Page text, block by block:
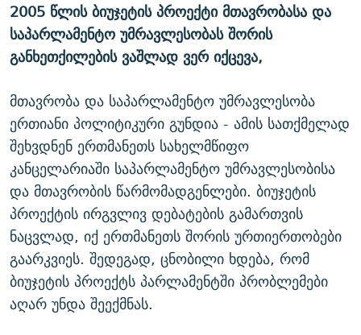
ᲛᲝᲚᲐᲞᲐᲠᲐᲙᲔ ᲢᲔᲥᲡᲢᲔᲑᲘ
ᲨᲘᲜ - ᲣᲪᲮᲝᲔᲗᲨᲘ
ᲐᲛᲔᲠᲘᲙᲣᲚᲘ ᲛᲝᲗᲮᲠᲝᲑᲐ
ᲘᲛᲞᲔᲠᲘᲐ ᲓᲐ ᲠᲐᲓᲘᲝ
ᲩᲔᲛᲘ ᲡᲘᲙᲕᲓᲘᲚᲘᲡ ᲛᲘᲖᲔᲖᲘᲐ COVID-19
11 ᲬᲔᲚᲘ - 11 ᲐᲛᲑᲐᲕᲘ
ᲑᲐᲕᲨᲕᲔᲑᲘ ᲞᲠᲝᲡᲢᲘᲢᲣᲪᲘᲐᲨᲘ - ᲐᲛᲝᲣᲗᲥᲛᲔᲚᲘ ᲐᲛᲑᲐᲕᲘ
5 ᲐᲛᲑᲐᲕᲘ - 20 ᲘᲕᲜᲘᲡᲡ ᲓᲐᲨᲐᲕᲔᲑᲣᲚᲔᲑᲘ
ᲐᲒᲕᲘᲡᲢᲝᲡ ᲝᲛᲘ
ПРИВЕТ ᲙᲣᲚᲢᲣᲠᲐ
ᲒᲐᲛᲝᲘᲬᲔᲠᲔ
რთე/რთ-ის ყველა საიტი
2005 წლის ბიუჯეტის პროექტი მთავრობასა და
საპარლამენტო უმრავლესობას შორის
განხეთქილების ვაშლად ვერ იქცევა,
მთავრობა და საპარლამენტო უმრავლესობა
ერთიანი პოლიტიკური გუნდია - ამის სათქმელად
შეხვდნენ ერთმანეთს სახელმწიფო
კანცელარიაში საპარლამენტო უმრავლესობისა
და მთავრობის წარმომადგენლები. ბიუჯეტის
პროექტის ირგვლივ დებატების გამართვის
ნაცვლად, იქ ერთმანეთს შორის ურთიერთობები
გაარკვიეს. შედეგად, ცნობილი ხდება, რომ
ბიუჯეტის პროექტს პარლამენტში პრობლემები
აღარ უნდა შეექმნას.